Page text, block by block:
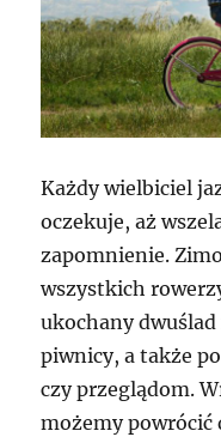
Każdy wielbiciel
oczekuje, aż
zapomnienie.
wszystkich
ukochany dwuślad
piwnicy, a także
czy przeglądom.
możemy